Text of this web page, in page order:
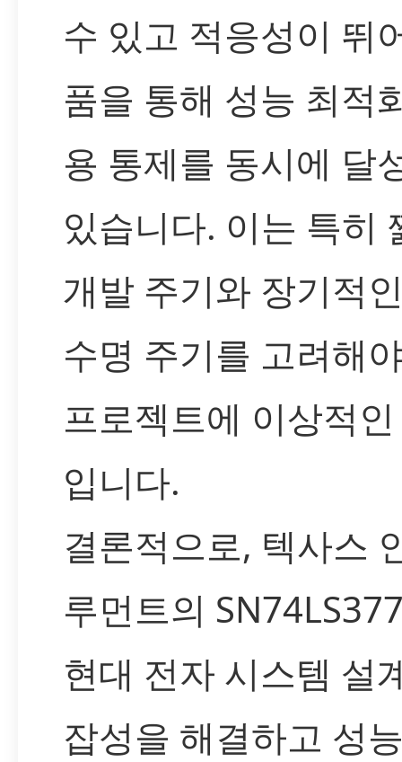
수 있고 적응성이 뛰
품을 통해 성능 최적
용 통제를 동시에 달
있습니다. 이는 특히
개발 주기와 장기적
수명 주기를 고려해
프로젝트에 이상적
입니다.
결론적으로, 텍사스
루먼트의
현대 전자 시스템 설
잡성을 해결하고 성